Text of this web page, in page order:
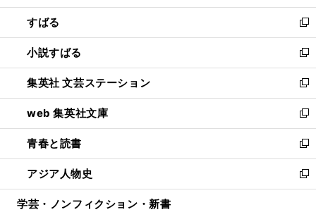
開
く
ウ
で
開
く
ン
ド
ウ
で
開
く
すばる
新
し
い
ウ
ィ
ン
ド
ウ
で
開
く
小説すばる
新
し
い
ウ
ィ
ン
ド
ウ
で
開
集英社 文芸ステーション
新
し
い
ウ
ィ
ン
ド
ウ
web 集英社文庫
新
し
い
ウ
ィ
ン
青春と読書
新
し
い
ウ
アジア人物史
新
し
学芸・ノンフィクション・新書